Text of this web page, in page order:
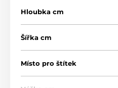
Hloubka cm
Šířka cm
Místo pro štítek